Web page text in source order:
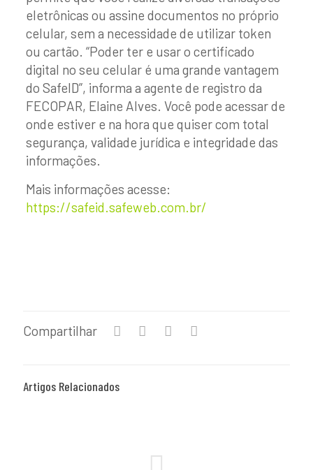
eletrônicas ou assine documentos no próprio
celular, sem a necessidade de utilizar token
ou cartão. “Poder ter e usar o certificado
digital no seu celular é uma grande vantagem
do SafeID”, informa a agente de registro da
FECOPAR, Elaine Alves. Você pode acessar de
onde estiver e na hora que quiser com total
segurança, validade jurídica e integridade das
informações.⠀
Mais informações acesse:
https://safeid.safeweb.com.br/
Compartilhar
Artigos Relacionados